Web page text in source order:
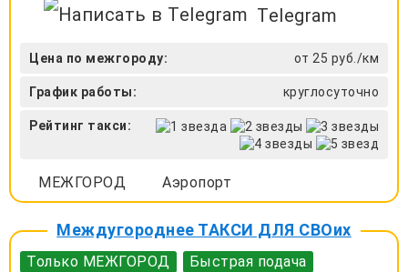
Telegram
Цена по межгороду: от 25 руб./км
График работы: круглосуточно
Рейтинг такси:
МЕЖГОРОД Аэропорт
Междугороднее ТАКСИ ДЛЯ СВОих
Только МЕЖГОРОД
Быстрая подача